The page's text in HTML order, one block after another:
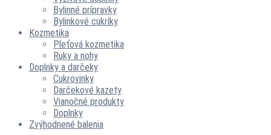
Bylinné prípravky
Bylinkové cukríky
Kozmetika
Pleťová kozmetika
Ruky a nohy
Doplnky a darčeky
Cukrovinky
Darčekové kazety
Vianočné produkty
Doplnky
Zvýhodnené balenia